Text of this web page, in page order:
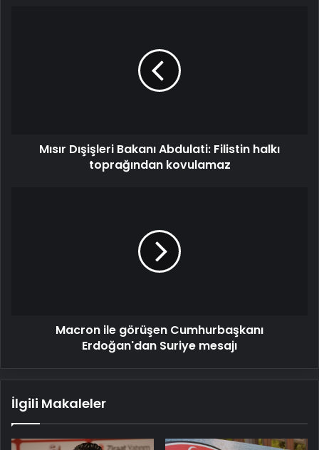
Mısır Dışişleri Bakanı Abdulati: Filistin halkı
toprağından kovulamaz
Macron ile görüşen Cumhurbaşkanı
Erdoğan'dan Suriye mesajı
İlgili Makaleler